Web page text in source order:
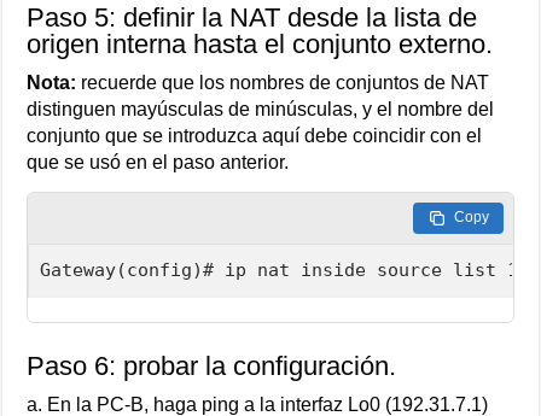
Paso 5: definir la NAT desde la lista de
origen interna hasta el conjunto externo.
Nota: recuerde que los nombres de conjuntos de NAT
distinguen mayúsculas de minúsculas, y el nombre del
conjunto que se introduzca aquí debe coincidir con el
que se usó en el paso anterior.
Copy
Gateway(config)# ip nat inside source list 1
Paso 6: probar la configuración.
a. En la PC-B, haga ping a la interfaz Lo0 (192.31.7.1)